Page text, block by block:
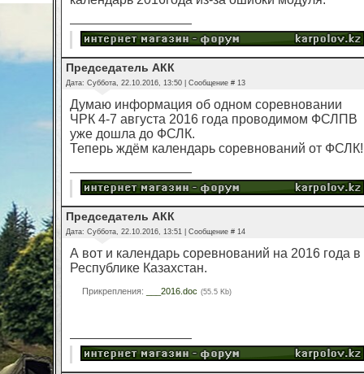
Председатель АКК
Дата: Суббота, 22.10.2016, 13:50 | Сообщение # 13
Думаю информация об одном соревновании
ЧРК 4-7 августа 2016 года проводимом ФСЛПВ
уже дошла до ФСЛК.
Теперь ждём календарь соревнований от ФСЛК!
Председатель АКК
Дата: Суббота, 22.10.2016, 13:51 | Сообщение # 14
А вот и календарь соревнований на 2016 года в
Республике Казахстан.
Прикрепления: ___2016.doc (55.5 Kb)